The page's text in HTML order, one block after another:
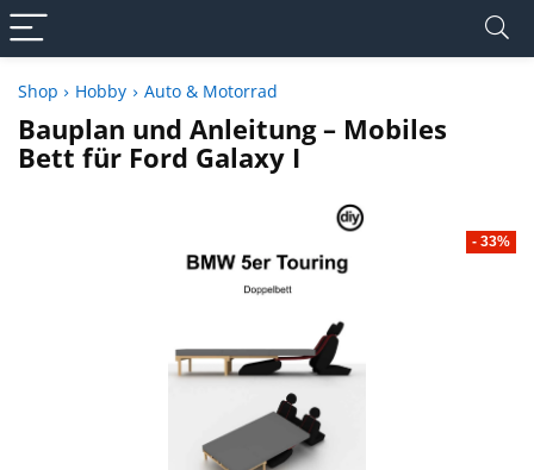
Shop Hobby Auto & Motorrad
Bauplan und Anleitung – Mobiles
Bett für Ford Galaxy I
- 33%